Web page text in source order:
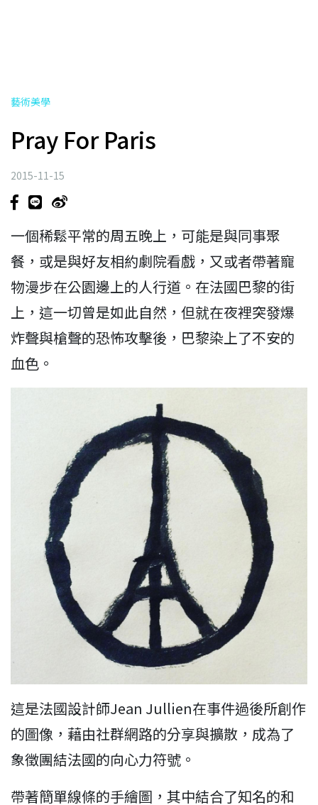
藝術美學
Pray For Paris
2015-11-15
一個稀鬆平常的周五晚上，可能是與同事聚
餐，或是與好友相約劇院看戲，又或者帶著寵
物漫步在公園邊上的人行道。在法國巴黎的街
上，這一切曾是如此自然，但就在夜裡突發爆
炸聲與槍聲的恐怖攻擊後，巴黎染上了不安的
血色。
這是法國設計師Jean Jullien在事件過後所創作
的圖像，藉由社群網路的分享與擴散，成為了
象徵團結法國的向心力符號。
帶著簡單線條的手繪圖，其中結合了知名的和